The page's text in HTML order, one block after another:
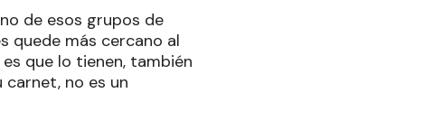
de esos grupos de
quede más cercano al
que lo tienen, también
carnet, no es un